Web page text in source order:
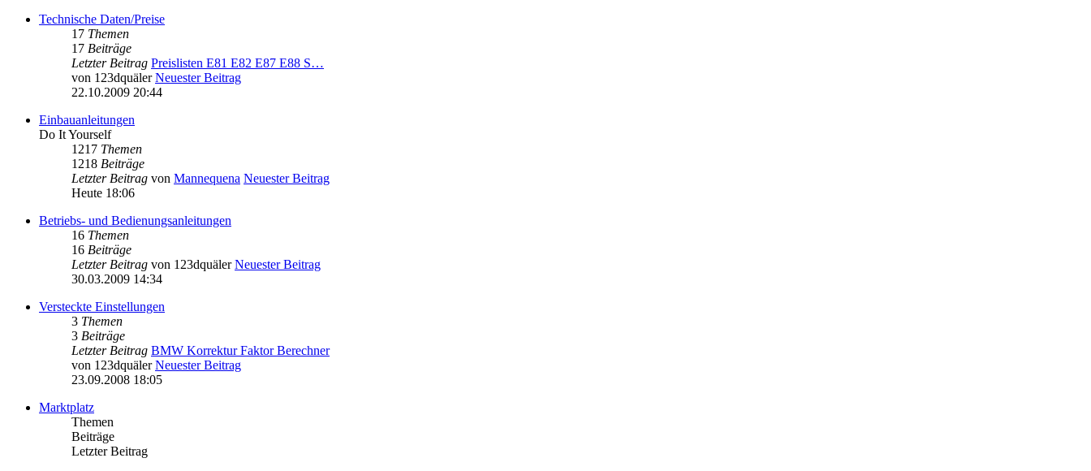
Technische Daten/Preise
17 Themen
17 Beiträge
Letzter Beitrag Preislisten E81 E82 E87 E88 S…
von 123dquäler Neuester Beitrag
22.10.2009 20:44
Einbauanleitungen
Do It Yourself
1217 Themen
1218 Beiträge
Letzter Beitrag von Mannequena Neuester Beitrag
Heute 18:06
Betriebs- und Bedienungsanleitungen
16 Themen
16 Beiträge
Letzter Beitrag von 123dquäler Neuester Beitrag
30.03.2009 14:34
Versteckte Einstellungen
3 Themen
3 Beiträge
Letzter Beitrag BMW Korrektur Faktor Berechner
von 123dquäler Neuester Beitrag
23.09.2008 18:05
Marktplatz
Themen
Beiträge
Letzter Beitrag